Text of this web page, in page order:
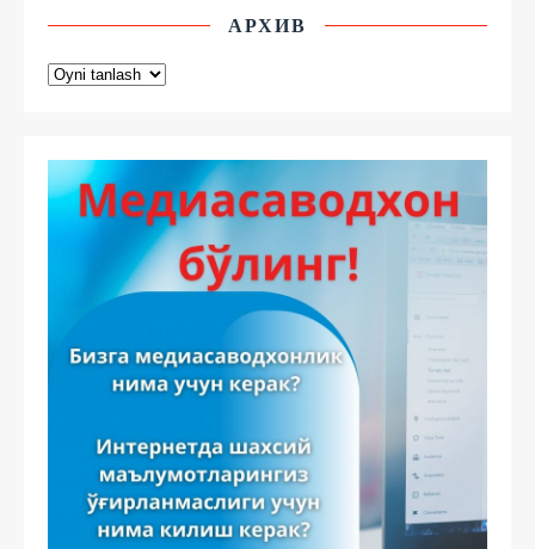
АРХИВ